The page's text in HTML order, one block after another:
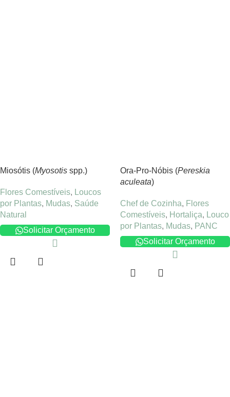
Miosótis (Myosotis spp.)
Flores Comestíveis, Loucos
por Plantas, Mudas, Saúde
Natural
Solicitar Orçamento
Ora-Pro-Nóbis (Pereskia
aculeata)
Chef de Cozinha, Flores
Comestíveis, Hortaliça, Louco
por Plantas, Mudas, PANC
Solicitar Orçamento